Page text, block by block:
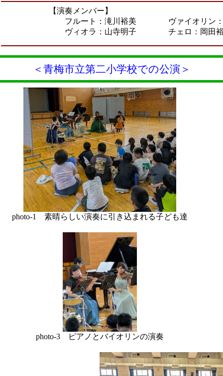
【演奏メンバー】
フルート：滝川裕美 ヴァイオリン：渡
ヴィオラ：山寺明子 チェロ：岡
＜青梅市立第二小学校での公演＞
photo-1 素晴らしい演奏に引き込まれる子ども達
photo-3 ピアノとバイオリンの演奏